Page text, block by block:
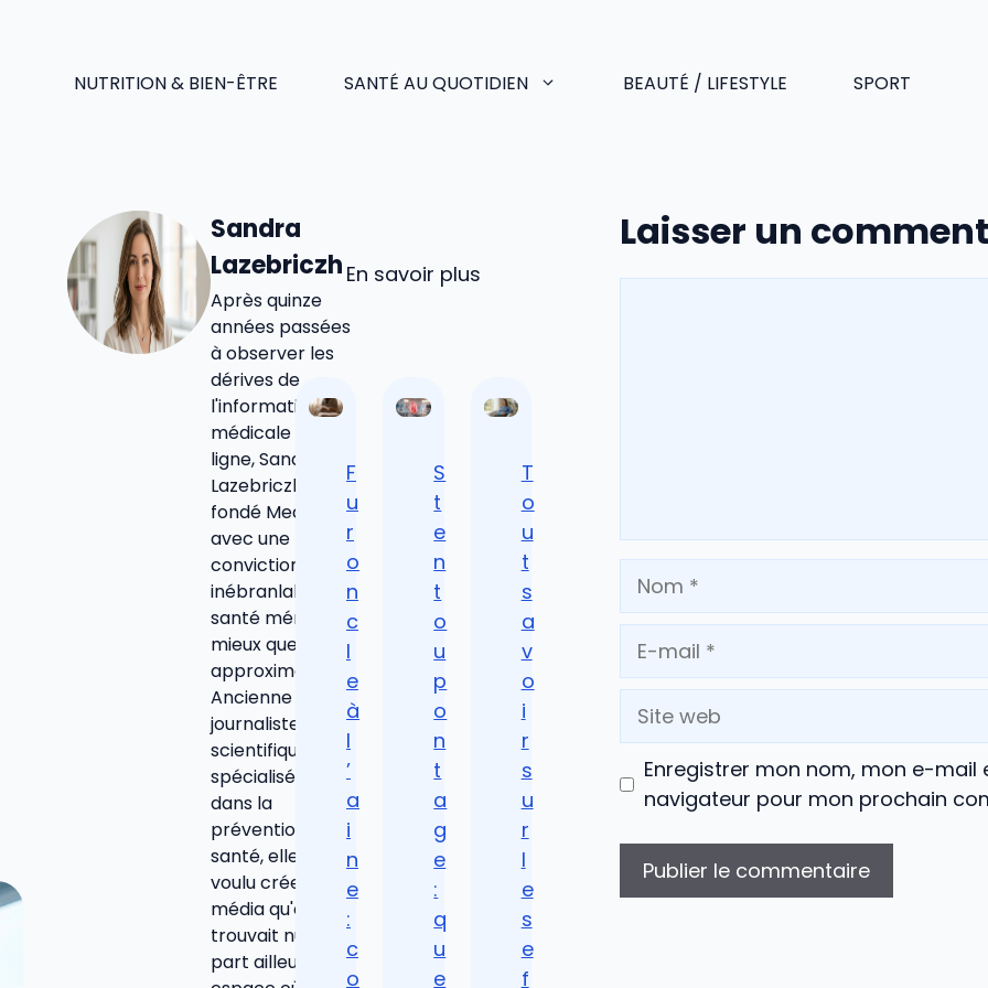
NUTRITION & BIEN-ÊTRE SANTÉ AU QUOTIDIEN BEAUTÉ / LIFESTYLE SPORT
Sandra
Lazebriczh
Après quinze
années passées
à observer les
dérives de
l'information
médicale en
ligne, Sandra
Lazebriczh a
fondé Medilax
avec une
conviction
inébranlable : la
santé mérite
mieux que des
approximations.
Ancienne
journaliste
scientifique
spécialisée
dans la
prévention
santé, elle a
voulu créer le
média qu'elle ne
trouvait nulle
part ailleurs : un
En savoir plus
F
u
r
o
n
c
l
e
à
l
’
a
i
n
e
:
c
o
S
t
e
n
t
o
u
p
o
n
t
a
g
e
:
q
u
e
T
o
u
t
s
a
v
o
i
r
s
u
r
l
e
s
e
f
Laisser un
Nom
E-
Site
Enregistrer mon nom, mon e-mail
navigateur pour mon prochain